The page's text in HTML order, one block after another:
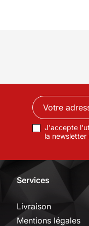
J'accepte
la newsletter
Services
Livraison
Mentions légales